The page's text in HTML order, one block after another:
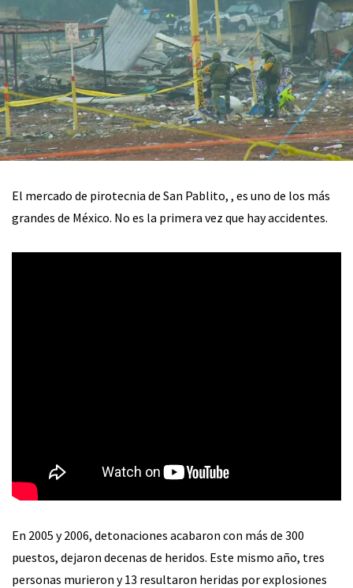
El mercado de pirotecnia de San Pablito, , es uno de los más
grandes de México. No es la primera vez que hay accidentes.
En 2005 y 2006, detonaciones acabaron con más de 300
puestos, dejaron decenas de heridos. Este mismo año, tres
personas murieron y 13 resultaron heridas por explosiones